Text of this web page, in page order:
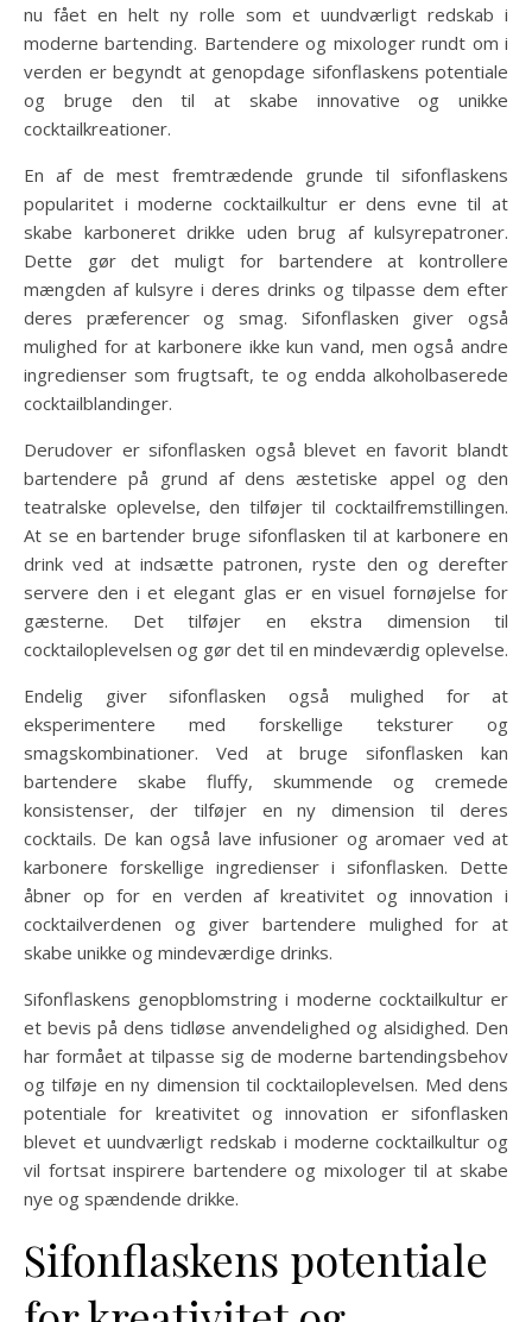
nu fået en helt ny rolle som et uundværligt redskab i
moderne bartending. Bartendere og mixologer rundt om i
verden er begyndt at genopdage sifonflaskens potentiale
og bruge den til at skabe innovative og unikke
cocktailkreationer.
En af de mest fremtrædende grunde til sifonflaskens
popularitet i moderne cocktailkultur er dens evne til at
skabe karboneret drikke uden brug af kulsyrepatroner.
Dette gør det muligt for bartendere at kontrollere
mængden af kulsyre i deres drinks og tilpasse dem efter
deres præferencer og smag. Sifonflasken giver også
mulighed for at karbonere ikke kun vand, men også andre
ingredienser som frugtsaft, te og endda alkoholbaserede
cocktailblandinger.
Derudover er sifonflasken også blevet en favorit blandt
bartendere på grund af dens æstetiske appel og den
teatralske oplevelse, den tilføjer til cocktailfremstillingen.
At se en bartender bruge sifonflasken til at karbonere en
drink ved at indsætte patronen, ryste den og derefter
servere den i et elegant glas er en visuel fornøjelse for
gæsterne. Det tilføjer en ekstra dimension til
cocktailoplevelsen og gør det til en mindeværdig oplevelse.
Endelig giver sifonflasken også mulighed for at
eksperimentere med forskellige teksturer og
smagskombinationer. Ved at bruge sifonflasken kan
bartendere skabe fluffy, skummende og cremede
konsistenser, der tilføjer en ny dimension til deres
cocktails. De kan også lave infusioner og aromaer ved at
karbonere forskellige ingredienser i sifonflasken. Dette
åbner op for en verden af kreativitet og innovation i
cocktailverdenen og giver bartendere mulighed for at
skabe unikke og mindeværdige drinks.
Sifonflaskens genopblomstring i moderne cocktailkultur er
et bevis på dens tidløse anvendelighed og alsidighed. Den
har formået at tilpasse sig de moderne bartendingsbehov
og tilføje en ny dimension til cocktailoplevelsen. Med dens
potentiale for kreativitet og innovation er sifonflasken
blevet et uundværligt redskab i moderne cocktailkultur og
vil fortsat inspirere bartendere og mixologer til at skabe
nye og spændende drikke.
Sifonflaskens potentiale